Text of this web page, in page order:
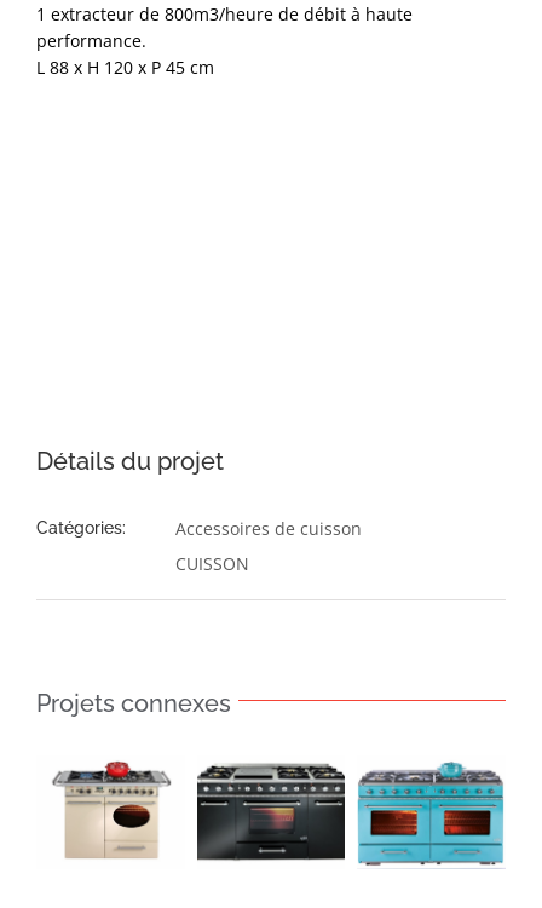
1 extracteur de 800m3/heure de débit à haute
performance.
L 88 x H 120 x P 45 cm
Détails du projet
Catégories:
Accessoires de cuisson
CUISSON
Projets connexes